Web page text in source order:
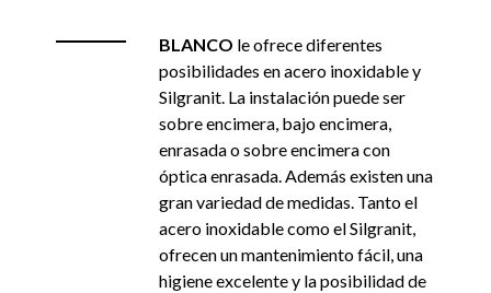
BLANCO le ofrece diferentes
posibilidades en acero inoxidable y
Silgranit. La instalación puede ser
sobre encimera, bajo encimera,
enrasada o sobre encimera con
óptica enrasada. Además existen una
gran variedad de medidas. Tanto el
acero inoxidable como el Silgranit,
ofrecen un mantenimiento fácil, una
higiene excelente y la posibilidad de